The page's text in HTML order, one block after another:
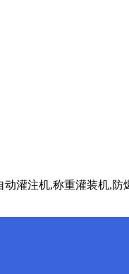
灌注机,称重灌装机,防